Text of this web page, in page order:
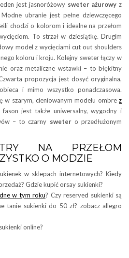
jest jasnoróżowysweter ażurowy z
ubranie jest pełne dziewczęcego
chodzi o kolorom i idealne na przełom
To strzał w dziesiątkę. Drugim
model z wycięciami cut out shoulders
koloru i kroju. Kolejny sweter łączy w
oraz metaliczne wstawki – to błękitny
propozycja jest dosyć oryginalna,
i mimo wszystko ponadczasowa.
w szarym, cieniowanym modelu ombre z
jest także uniwersalny, wygodny i
– to czarny swetero przedłużonym
NA PRZEŁOM
O MODZIE
w sklepach internetowych? Kiedy
Gdzie kupić orsay sukienki?
w tym roku? Czy reserved sukienki są
tanie sukienki do 50 zł? zobacz allegro
online?